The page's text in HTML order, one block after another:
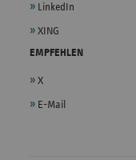
LinkedIn
XING
EMPFEHLEN
X
E-Mail